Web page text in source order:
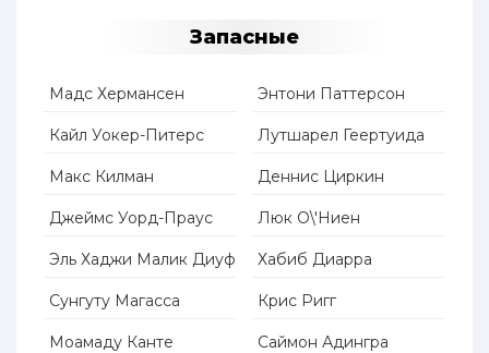
Запасные
Мадс Хермансен
Кайл Уокер-Питерс
Макс Килман
Джеймс Уорд-Праус
Эль Хаджи Малик Диуф
Сунгуту Магасса
Моамаду Канте
Энтони Паттерсон
Лутшарел Геертуида
Деннис Циркин
Люк О\'Ниен
Хабиб Диарра
Крис Ригг
Саймон Адингра